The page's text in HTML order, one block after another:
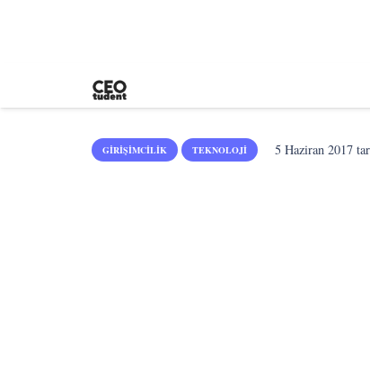
GIRIŞIMCILIK TEKNOLOJI 5 Haziran 2017